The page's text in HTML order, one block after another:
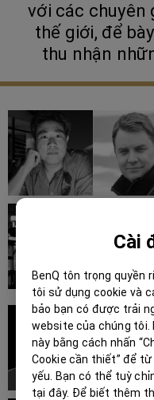
Cài
BenQ tôn trọng quyền
tôi sử dụng cookie và
bảo bạn có được trải
website của chúng tôi.
này bằng cách nhấn
Cookie cần thiết” để
yếu. Bạn có thể tuỳ
tại đây. Để biết thêm
với các chuyên
thế giới, để
thu nhận